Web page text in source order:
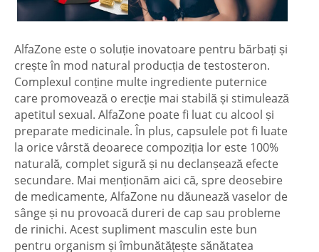
AlfaZone este o soluție inovatoare pentru bărbați și
crește în mod natural producția de testosteron.
Complexul conține multe ingrediente puternice
care promovează o erecție mai stabilă și stimulează
apetitul sexual. AlfaZone poate fi luat cu alcool și
preparate medicinale. În plus, capsulele pot fi luate
la orice vârstă deoarece compoziția lor este 100%
naturală, complet sigură și nu declanșează efecte
secundare. Mai menționăm aici că, spre deosebire
de medicamente, AlfaZone nu dăunează vaselor de
sânge și nu provoacă dureri de cap sau probleme
de rinichi. Acest supliment masculin este bun
pentru organism și îmbunătățește sănătatea